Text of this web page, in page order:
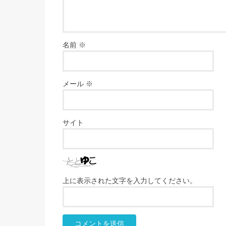
名前 ※
メール ※
サイト
上に表示された文字を入力してください。